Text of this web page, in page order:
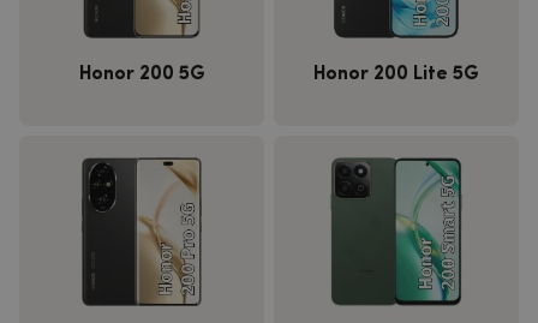
Honor 200 5G Honor 200 Lite 5G